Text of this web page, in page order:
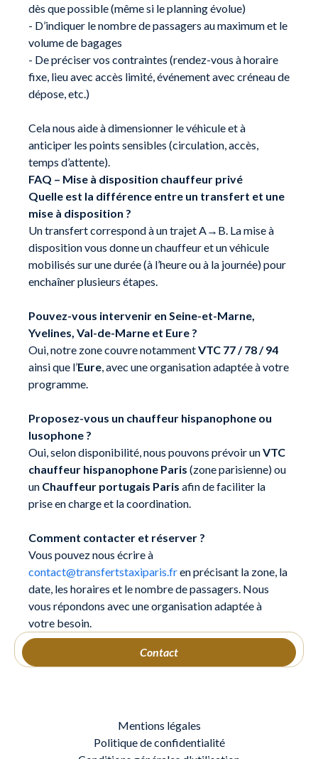
Contact
dès que possible (même si le planning évolue)
- D’indiquer le nombre de passagers au maximum et le
volume de bagages
- De préciser vos contraintes (rendez-vous à horaire
fixe, lieu avec accès limité, événement avec créneau de
dépose, etc.)
Cela nous aide à dimensionner le véhicule et à
anticiper les points sensibles (circulation, accès,
temps d’attente).
FAQ – Mise à disposition chauffeur privé
Quelle est la différence entre un transfert et une
mise à disposition ?
Un transfert correspond à un trajet A→B. La mise à
disposition vous donne un chauffeur et un véhicule
mobilisés sur une durée (à l’heure ou à la journée) pour
enchaîner plusieurs étapes.
Pouvez-vous intervenir en Seine-et-Marne,
Yvelines, Val-de-Marne et Eure ?
Oui, notre zone couvre notammentVTC 77 / 78 / 94
ainsi que l’Eure, avec une organisation adaptée à votre
programme.
Proposez-vous un chauffeur hispanophone ou
lusophone ?
Oui, selon disponibilité, nous pouvons prévoir unVTC
chauffeur hispanophone Paris (zone parisienne) ou
un Chauffeur portugais Paris afin de faciliter la
prise en charge et la coordination.
Comment contacter et réserver ?
Vous pouvez nous écrire à
contact@transfertstaxiparis.fren précisant la zone, la
date, les horaires et le nombre de passagers. Nous
vous répondons avec une organisation adaptée à
votre besoin.
Mentions légales
Politique de confidentialité